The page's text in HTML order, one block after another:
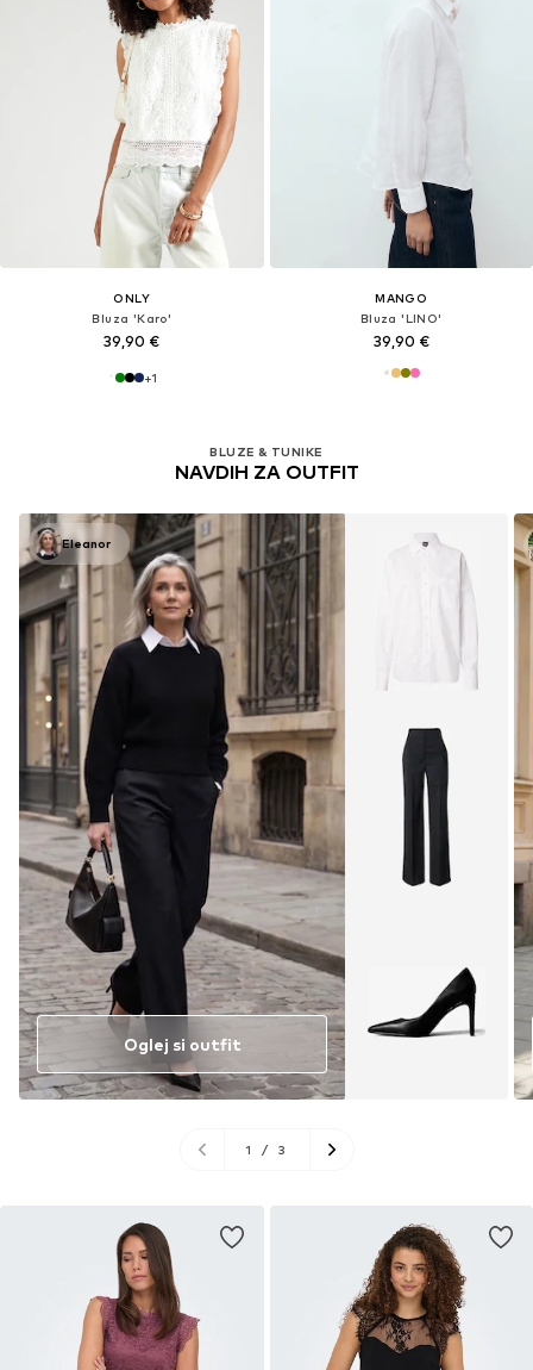
ONLY
Bluza 'Karo'
39,90 €
+1
MANGO
Bluza 'LINO'
39,90 €
BLUZE & TUNIKE
NAVDIH ZA OUTFIT
Eleanor
Oglej si outfit
1 / 3